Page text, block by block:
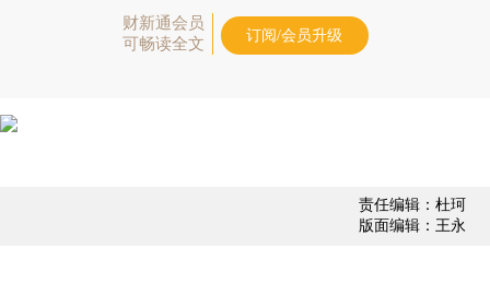
财新通会员
可畅读全文
订阅/会员升级
责任编辑：杜珂
版面编辑：王永